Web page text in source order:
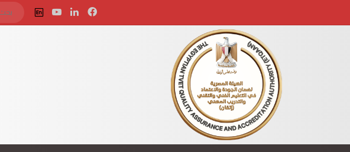
فيسبوكلينكدإن‫YouTube
English